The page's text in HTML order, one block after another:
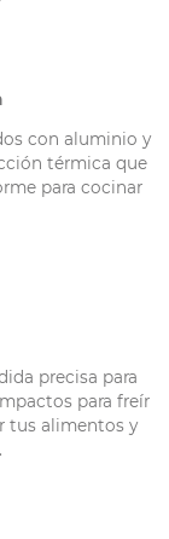
con aluminio y
térmica que
para cocinar
precisa para
para freír
tus alimentos y